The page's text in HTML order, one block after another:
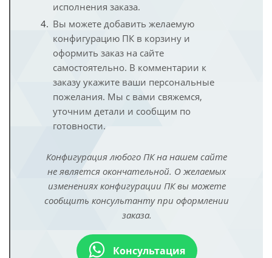
исполнения заказа.
Вы можете добавить желаемую
конфигурацию ПК в корзину и
оформить заказ на сайте
самостоятельно. В комментарии к
заказу укажите ваши персональные
пожелания. Мы с вами свяжемся,
уточним детали и сообщим по
готовности.
Конфигурация любого ПК на нашем сайте
не является окончательной. О желаемых
изменениях конфигурации ПК вы можете
сообщить консультанту при оформлении
заказа.
Консультация